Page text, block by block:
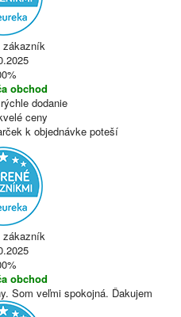
zákazník
obchod
dodanie
ceny
k objednávke poteší
zákazník
obchod
Som veľmi spokojná. Ďakujem